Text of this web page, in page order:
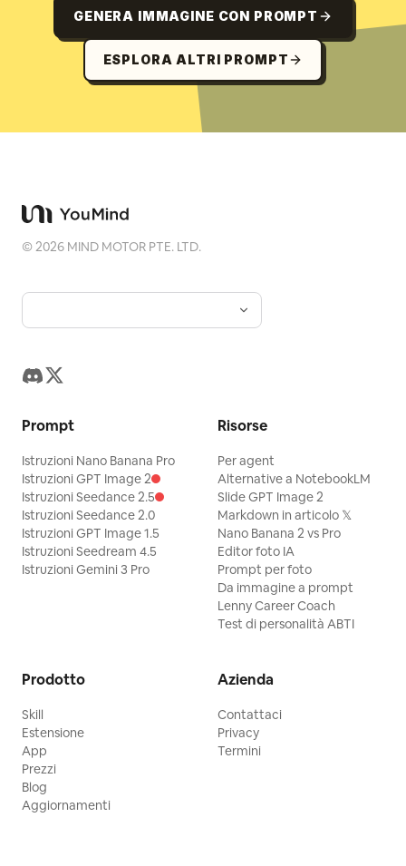
GENERA IMMAGINE CON PROMPT
ESPLORA ALTRI PROMPT
©2026 MIND MOTOR PTE. LTD.
Prompt
Istruzioni Nano Banana Pro
Istruzioni GPT Image 2
Istruzioni Seedance 2.5
Istruzioni Seedance 2.0
Istruzioni GPT Image 1.5
Istruzioni Seedream 4.5
Istruzioni Gemini 3 Pro
Risorse
Per agent
Alternative a NotebookLM
Slide GPT Image 2
Markdown in articolo 𝕏
Nano Banana 2 vs Pro
Editor foto IA
Prompt per foto
Da immagine a prompt
Lenny Career Coach
Test di personalità ABTI
Prodotto
Skill
Estensione
App
Prezzi
Blog
Aggiornamenti
Azienda
Contattaci
Privacy
Termini